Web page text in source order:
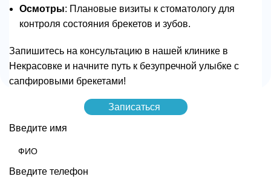
Осмотры: Плановые визиты к стоматологу для
контроля состояния брекетов и зубов.
Запишитесь на консультацию в нашей клинике в
Некрасовке и начните путь к безупречной улыбке с
сапфировыми брекетами!
Записаться
Введите имя
Введите телефон